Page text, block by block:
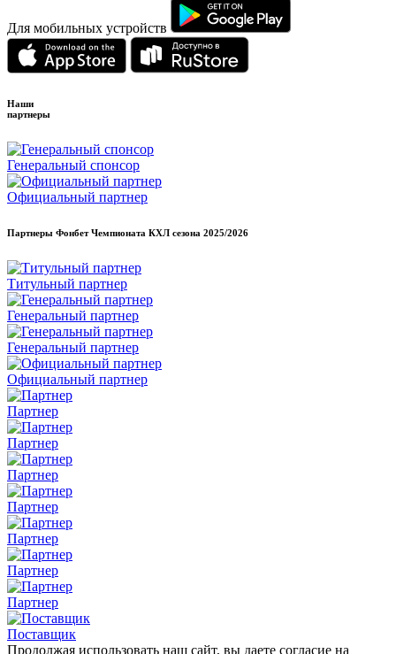
Для мобильных устройств
Наши
партнеры
Генеральный спонсор
Официальный партнер
Партнеры Фонбет Чемпионата КХЛ сезона 2025/2026
Титульный партнер
Генеральный партнер
Генеральный партнер
Официальный партнер
Партнер
Партнер
Партнер
Партнер
Партнер
Партнер
Партнер
Поставщик
Продолжая использовать наш сайт, вы даете согласие на